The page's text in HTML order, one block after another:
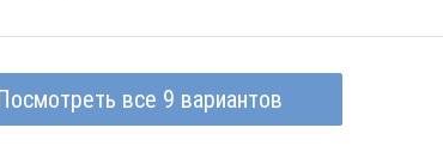
все 9 вариантов